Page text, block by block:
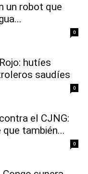
un robot que
0
hutíes
saudíes
0
el CJNG:
también...
0